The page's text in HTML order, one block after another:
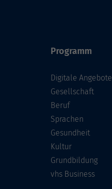
Programm
Digitale Angebote
Gesellschaft
Beruf
Sprachen
Gesundheit
Kultur
Grundbildung
vhs Business